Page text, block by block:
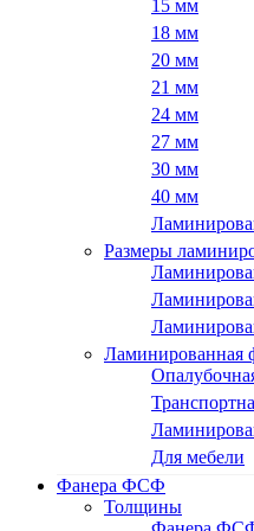
15 мм
18 мм
20 мм
21 мм
24 мм
27 мм
30 мм
40 мм
Размеры
Ламинированная
Для мебели
Фанера ФСФ
Толщины